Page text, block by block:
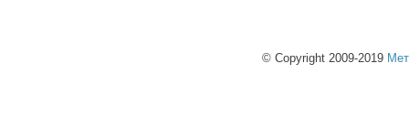
© Copyright 2009-2019